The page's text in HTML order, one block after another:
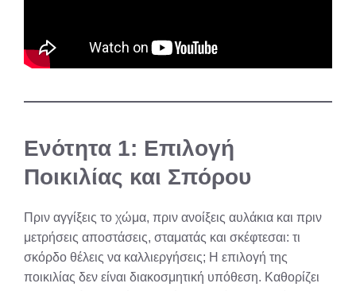
Ενότητα 1: Επιλογή
Ποικιλίας και Σπόρου
Πριν αγγίξεις το χώμα, πριν ανοίξεις αυλάκια και πριν
μετρήσεις αποστάσεις, σταματάς και σκέφτεσαι: τι
σκόρδο θέλεις να καλλιεργήσεις; Η επιλογή της
ποικιλίας δεν είναι διακοσμητική υπόθεση. Καθορίζει